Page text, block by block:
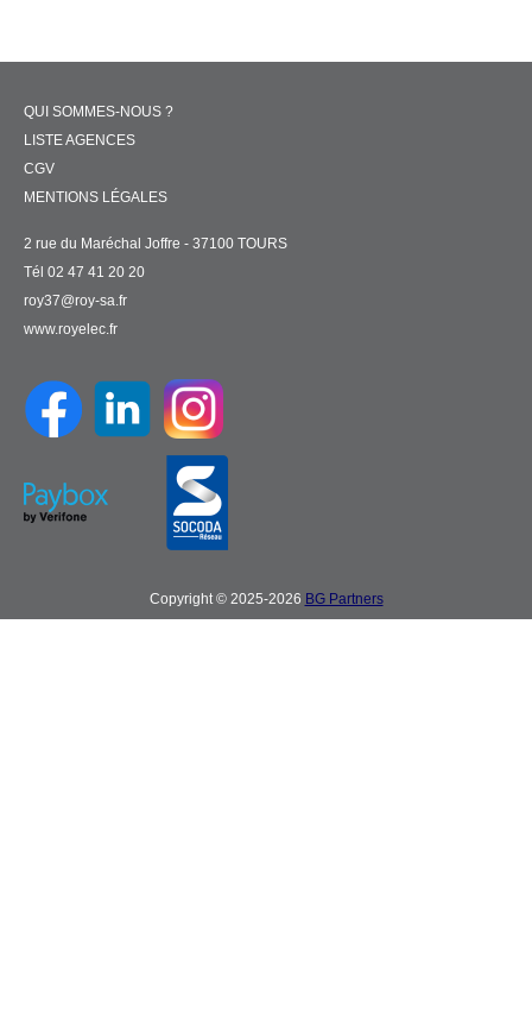
QUI SOMMES-NOUS ?
LISTE AGENCES
CGV
MENTIONS LÉGALES
2 rue du Maréchal Joffre - 37100 TOURS
Tél 02 47 41 20 20
roy37@roy-sa.fr
www.royelec.fr
Copyright © 2025-2026 BG Partners